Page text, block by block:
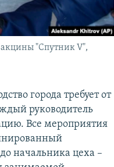
"Спутник V",
города требует от
руководитель
Все мероприятия
начальника цеха –